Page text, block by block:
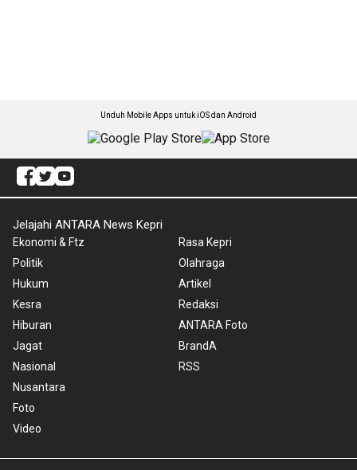
Unduh Mobile Apps untuk iOS dan Android
Jelajahi ANTARA News Kepri
Ekonomi & Ftz
Politik
Hukum
Kesra
Hiburan
Jagat
Nasional
Nusantara
Foto
Video
Rasa Kepri
Olahraga
Artikel
Redaksi
ANTARA Foto
BrandA
RSS